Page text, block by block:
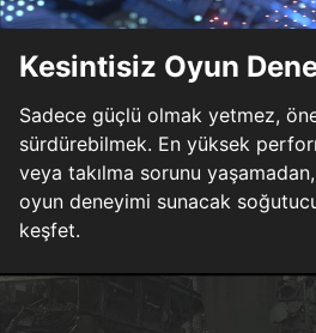
Kesintisiz Oyun
Sadece güçlü olmak yetmez,
sürdürebilmek. En yüksek
veya takılma sorunu
oyun deneyimi sunacak
keşfet.